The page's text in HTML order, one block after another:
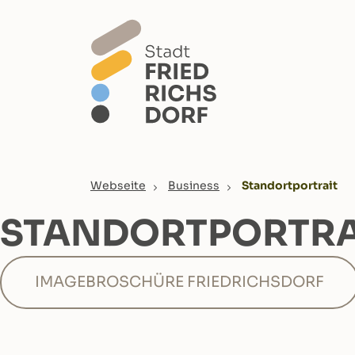
You are here:
Webseite Business Standortportrait
IMAGEBROSCHÜRE FRIEDRICHSDORF